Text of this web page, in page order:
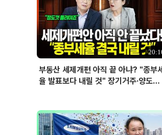
부동산 세제개편 아직 끝 아냐? "종부세
율 발표보다 내릴 것" 장기거주·양도세